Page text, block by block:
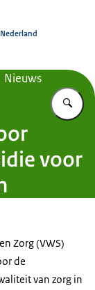
Nieuws
voor
Zorg (VWS)
de
van zorg in